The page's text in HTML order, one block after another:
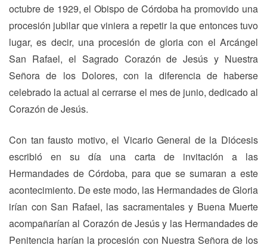
octubre de 1929, el Obispo de Córdoba ha promovido una
procesión jubilar que viniera a repetir la que entonces tuvo
lugar, es decir, una procesión de gloria con el Arcángel
San Rafael, el Sagrado Corazón de Jesús y Nuestra
Señora de los Dolores, con la diferencia de haberse
celebrado la actual al cerrarse el mes de junio, dedicado al
Corazón de Jesús.
Con tan fausto motivo, el Vicario General de la Diócesis
escribió en su día una carta de invitación a las
Hermandades de Córdoba, para que se sumaran a este
acontecimiento. De este modo, las Hermandades de Gloria
irían con San Rafael, las sacramentales y Buena Muerte
acompañarían al Corazón de Jesús y las Hermandades de
Penitencia harían la procesión con Nuestra Señora de los